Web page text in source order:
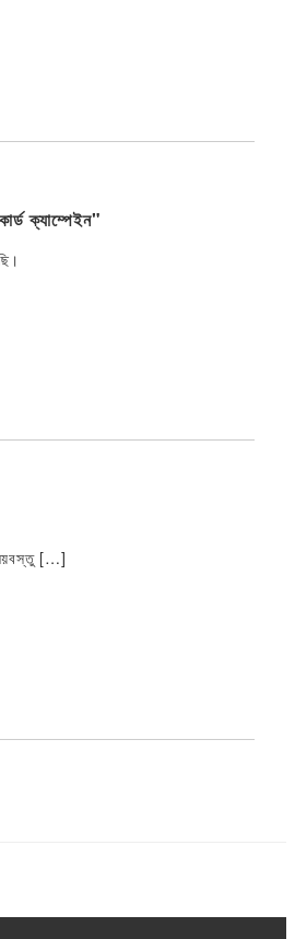
ক্যাম্পেইন"
[…]